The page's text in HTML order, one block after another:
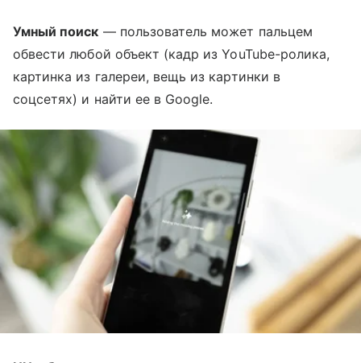
Умный поиск — пользователь может пальцем
обвести любой объект (кадр из YouTube-ролика,
картинка из галереи, вещь из картинки в
соцсетях) и найти ее в Google.